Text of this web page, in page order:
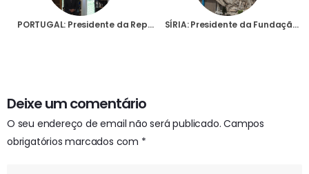
PORTUGAL: Presidente da República destaca a importância da liberdade religiosa no dia em que inicia o seu segundo mandato SÍRIA: Presidente da Fundação AIS apela à União Europeia e EUA para facilitarem o acesso à ajuda humanitária
Deixe um comentário
O seu endereço de email não será publicado. Campos
obrigatórios marcados com *